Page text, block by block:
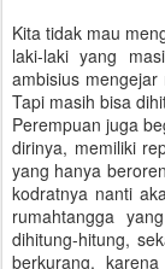
Kita tidak mau
laki-laki yang
ambisius
Tapi masih bisa
Perempuan juga
dirinya, memiliki
yang hanya
kodratnya nanti
rumahtangga
dihitung-hitung,
berkurang,